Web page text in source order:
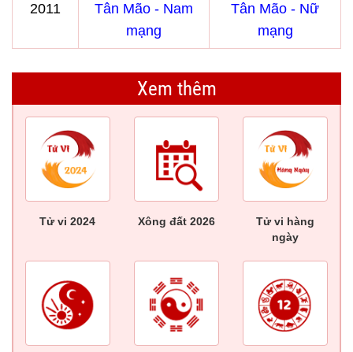
2011
Tân Mão - Nam
mạng
Tân Mão - Nữ
mạng
Xem thêm
Tử vi 2024 Xông đất 2026
Tử vi hàng
ngày